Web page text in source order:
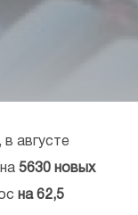
августе
5630 новых
на 62,5